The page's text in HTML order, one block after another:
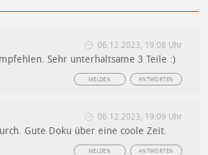
06.12.2023, 19:08 Uhr
Sehr unterhaltsame 3 Teile :)
ANTWORTEN
MELDEN
06.12.2023, 19:09 Uhr
Gute Doku über eine coole Zeit.
ANTWORTEN
MELDEN